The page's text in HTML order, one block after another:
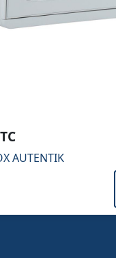
AUTENTIK